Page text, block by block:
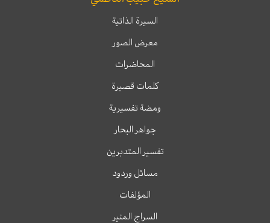
السيرة الذاتية
معرض الصور
المحاضرات
كلمات قصيرة
ومضة تفسيرية
جواهر البحار
تفسير المتدبرين
مسائل وردود
المؤلفات
السراج المنير